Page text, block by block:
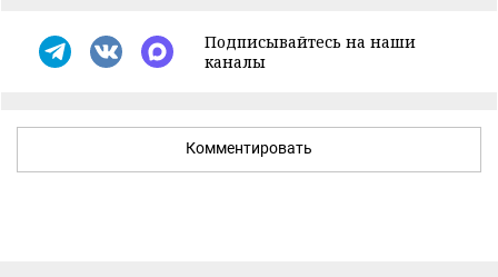
Подписывайтесь на наши
каналы
Комментировать